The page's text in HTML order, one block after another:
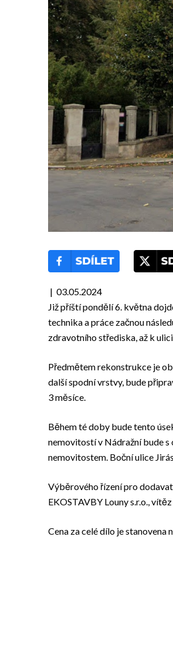
| 03.05.2024
Již příští pondělí 6. května
technika a práce začnou
zdravotního střediska, až k
Předmětem rekonstrukce je
další spodní vrstvy, bude
3 měsíce.
Během té doby bude tento
nemovitostí v Nádražní bude
nemovitostem. Boční ulice
Výběrového řízení pro
EKOSTAVBY Louny s.r.o.,
Cena za celé dílo je